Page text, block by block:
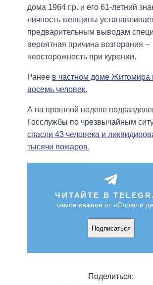
дома 1964 г.р. и его 61-летний
личность женщины
предварительным выводам
вероятная причина возгорания –
неосторожность при курении.
Ранее в частном доме Житомира
восемь человек.
А на прошлой неделе
Госслужбы по чрезвычайным
спасли 43 человека и
тысячи пожаров.
ЧИТАЙТЕ В
самое важное от «Слово и
Подписаться
Поделиться: